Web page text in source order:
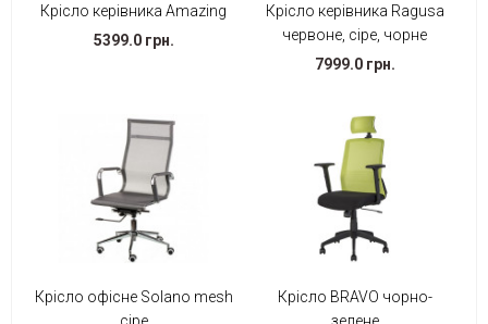
Крісло керівника Amazing
5399.0 грн.
Крісло керівника Ragusa
червоне, сіре, чорне
7999.0 грн.
Крісло офісне Solano mesh
сіре
Крісло BRAVO чорно-
зелене